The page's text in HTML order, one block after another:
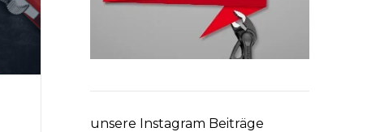
unsere Instagram Beiträge